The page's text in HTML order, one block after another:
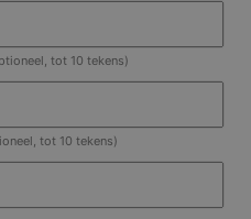
tot 10 tekens)
tot 10 tekens)